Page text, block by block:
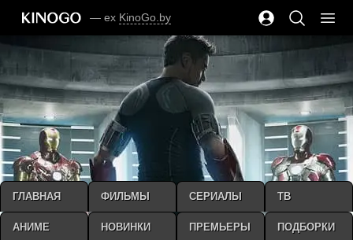
— ex KinoGo.by
ГЛАВНАЯ ФИЛЬМЫ СЕРИАЛЫ ТВ
АНИМЕ НОВИНКИ ПРЕМЬЕРЫ ПОДБОРКИ